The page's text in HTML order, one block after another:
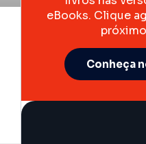
eBooks. Clique
Conheça